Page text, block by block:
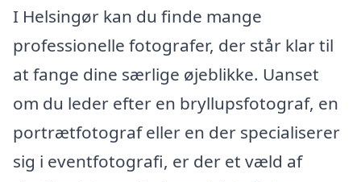
I Helsingør kan du finde mange
professionelle fotografer, der står klar til
at fange dine særlige øjeblikke. Uanset
om du leder efter en bryllupsfotograf, en
portrætfotograf eller en der specialiserer
sig i eventfotografi, er der et væld af